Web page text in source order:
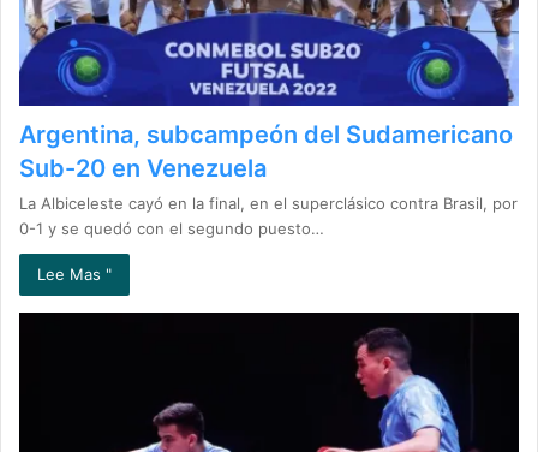
Argentina, subcampeón del Sudamericano
Sub-20 en Venezuela
La Albiceleste cayó en la final, en el superclásico contra Brasil, por
0-1 y se quedó con el segundo puesto…
Lee Mas "